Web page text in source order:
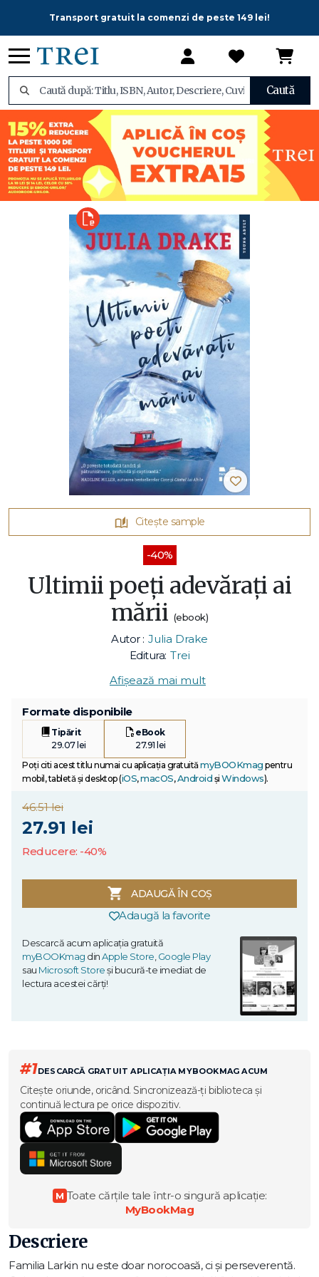
Transport gratuit la comenzi de peste 149 lei!
Caută
Citește sample
-40%
Ultimii poeți adevărați ai
mării (ebook)
Autor : Julia Drake
Editura: Trei
Afișează mai mult
Formate disponibile
Tipărit
29.07 lei
eBook
27.91 lei
Poți citi acest titlu numai cu aplicația gratuitămyBOOKmag pentru
mobil, tabletă și desktop (iOS,macOS,Android și Windows).
46.51 lei
27.91 lei
Reducere: -40%
ADAUGĂ ÎN COȘ
Adaugă la favorite
Descarcă acum aplicația gratuită
myBOOKmag dinApple Store,Google Play
sau Microsoft Storeși bucură-te imediat de
lectura acestei cărți!
#1DESCARCĂ GRATUIT APLICAȚIA MYBOOKMAG ACUM
Citește oriunde, oricând. Sincronizează-ți biblioteca și
continuă lectura pe orice dispozitiv.
M Toate cărțile tale într-o singură aplicație:
MyBookMag
Descriere
Familia Larkin nu este doar norocoasă, ci și perseverentă.